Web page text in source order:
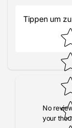
Tippen um
No
your